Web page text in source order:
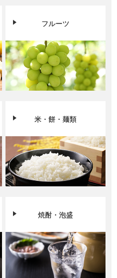
フルーツ
米・餅・麺類
焼酎・泡盛